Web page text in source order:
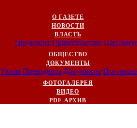
О ГАЗЕТЕ
НОВОСТИ
ВЛАСТЬ
Президент Правительство
ОБЩЕСТВО
ДОКУМЕНТЫ
Указы Президента Документы
ФОТОГАЛЕРЕЯ
ВИДЕО
PDF-АРХИВ